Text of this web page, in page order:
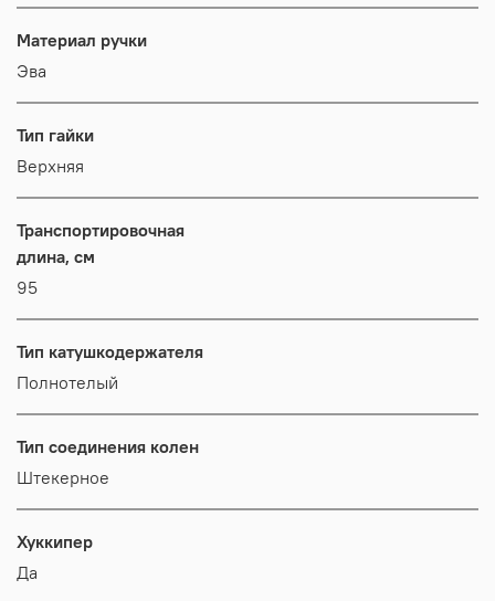
Материал ручки
Эва
Тип гайки
Верхняя
Транспортировочная
длина, см
95
Тип катушкодержателя
Полнотелый
Тип соединения колен
Штекерное
Хуккипер
Да